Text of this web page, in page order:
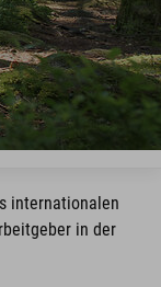
internationalen
in der